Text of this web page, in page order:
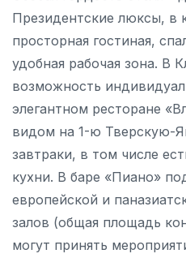
Президентские люксы, в
просторная гостиная,
удобная рабочая зона. В
возможность
элегантном ресторане
видом на 1-ю Тверскую-
завтраки, в том числе
кухни. В баре «Пиано»
европейской и
залов (общая площадь
могут принять